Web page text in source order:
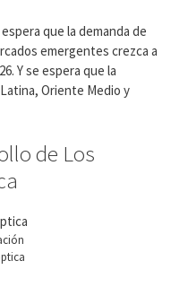
que la demanda de
emergentes crezca a
Y se espera que la
Oriente Medio y
de Los